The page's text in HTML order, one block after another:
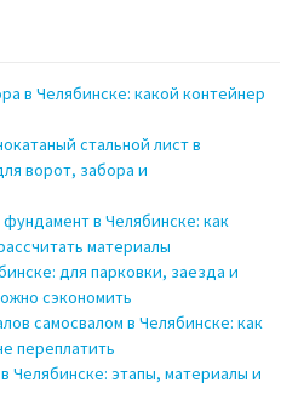
в Челябинске: какой контейнер
стальной лист в
ворот, забора и
в Челябинске: как
материалы
для парковки, заезда и
сэкономить
самосвалом в Челябинске: как
переплатить
Челябинске: этапы, материалы и